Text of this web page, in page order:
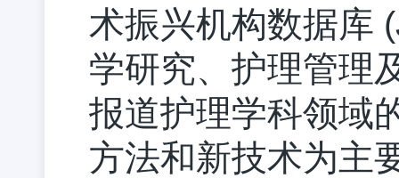
术振兴机构数据库
学研究、护理管理
报道护理学科领域
方法和新技术为主